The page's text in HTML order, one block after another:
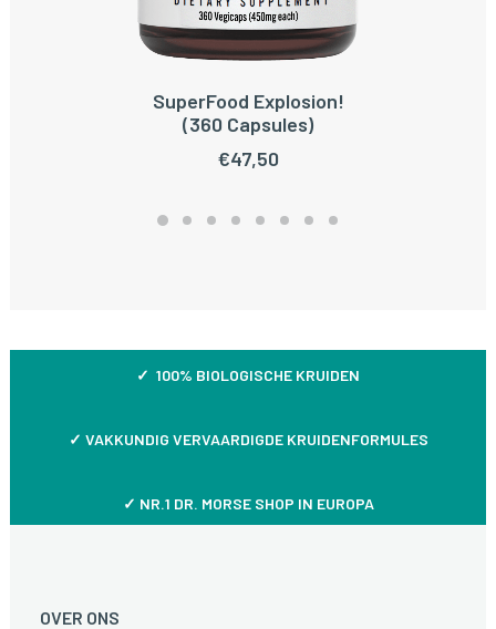
TOEVOEGEN AAN WINKELWAGEN
SuperFood Explosion!
(360 Capsules)
€47,50
✓ 100% BIOLOGISCHE KRUIDEN
✓ VAKKUNDIG VERVAARDIGDE KRUIDENFORMULES
✓ NR.1 DR. MORSE SHOP IN EUROPA
OVER ONS